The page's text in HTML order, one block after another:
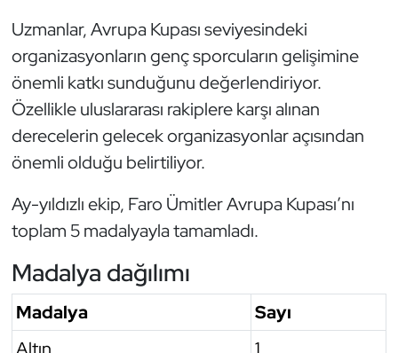
Uzmanlar, Avrupa Kupası seviyesindeki
organizasyonların genç sporcuların gelişimine
önemli katkı sunduğunu değerlendiriyor.
Özellikle uluslararası rakiplere karşı alınan
derecelerin gelecek organizasyonlar açısından
önemli olduğu belirtiliyor.
Ay-yıldızlı ekip, Faro Ümitler Avrupa Kupası’nı
toplam 5 madalyayla tamamladı.
Madalya dağılımı
Madalya
Sayı
Özel Sporcular
Paralimpik
Ragbi
Satranç
Su Topu
Tekvando
Tenis